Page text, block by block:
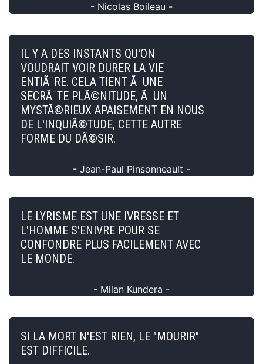
- Nicolas Boileau -
IL Y A DES INSTANTS QU'ON
VOUDRAIT VOIR DURER LA VIE
ENTIÃ¨RE. CELA TIENT Ã UNE
SECRÃ¨TE PLÃ©NITUDE, Ã UN
MYSTÃ©RIEUX APAISEMENT EN NOUS
DE L'INQUIÃ©TUDE, CETTE AUTRE
FORME DU DÃ©SIR.
- Jean-Paul Pinsonneault -
LE LYRISME EST UNE IVRESSE ET
L'HOMME S'ENIVRE POUR SE
CONFONDRE PLUS FACILEMENT AVEC
LE MONDE.
- Milan Kundera -
SI LA MORT N'EST RIEN, LE "MOURIR"
EST DIFFICILE.